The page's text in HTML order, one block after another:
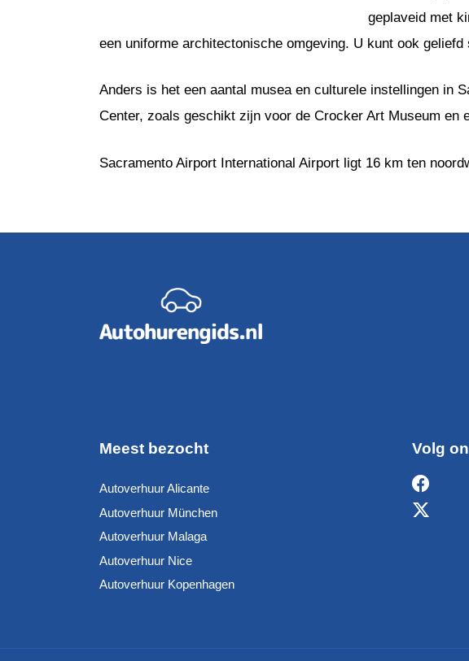
geplaveid met
een uniforme architectonische omgeving. U kunt ook
Anders is het een aantal musea en culturele instellingen in
Center, zoals geschikt zijn voor de Crocker Art Museum en
Sacramento Airport International Airport ligt 16 km ten
Meest bezocht
Autoverhuur Alicante
Autoverhuur München
Autoverhuur Malaga
Autoverhuur Nice
Autoverhuur Kopenhagen
Volg